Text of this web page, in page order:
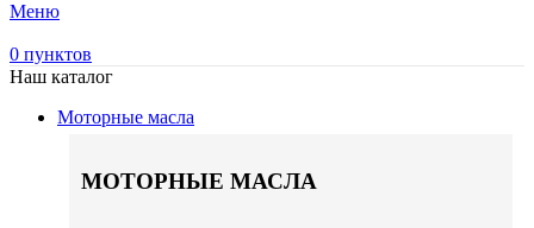
Меню
0 пунктов
Наш каталог
Моторные масла
МОТОРНЫЕ МАСЛА